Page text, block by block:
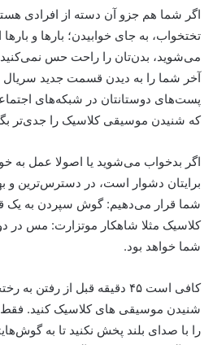
اگر شما هم جزو آن دسته از افرادی
تختخواب، به جای خوابیدن؛ بارها و
می‌شوید، بدن‌تان را راحت حس نمی‌کنید
آخر شما را به دیدن قسمت جدید سریال
پست‌های دوستانتان در شبکه‌های
که شنیدن موسیقی کلاسیک را جدی‌تر
اگر بدخواب می‌شوید یا اصولا عمل به
برایتان دشوار است، در دسترس‌ترین و
شما قرار می‌دهیم: گوش سپردن به
کلاسیک مثلا شاهکار موتزارت: مس در
شما خواهد بود.
کافی است ۴۵ دقیقه قبل از
شنیدن موسیقی های کلاسیک کنید.
را با صدای بلند پخش نکنید تا به